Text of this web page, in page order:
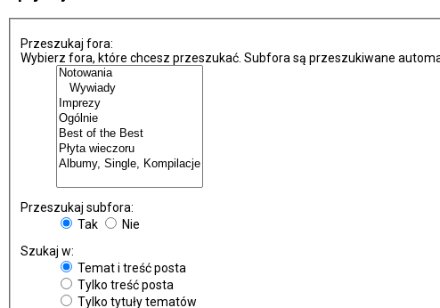
Przeszukaj fora:
Wybierz fora, które chcesz przeszukać. Subfora są przeszukiwane
Przeszukaj subfora:
Tak
Nie
Szukaj w:
Temat i treść posta
Tylko treść posta
Tylko tytuły tematów